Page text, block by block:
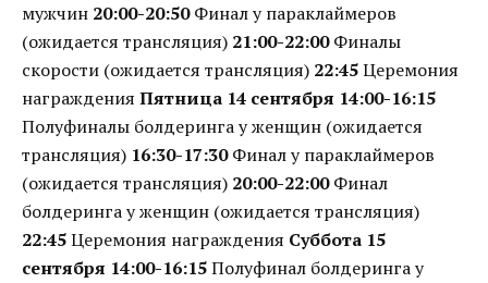
мужчин 20:00-20:50Финал у параклаймеров
(ожидается трансляция) 21:00-22:00Финалы
скорости (ожидается трансляция) 22:45Церемония
награждения Пятница 14 сентября 14:00-16:15
Полуфиналы болдеринга у женщин (ожидается
трансляция) 16:30-17:30Финал у параклаймеров
(ожидается трансляция) 20:00-22:00Финал
болдеринга у женщин (ожидается трансляция)
22:45Церемония награждения Суббота 15
сентября 14:00-16:15Полуфинал болдеринга у